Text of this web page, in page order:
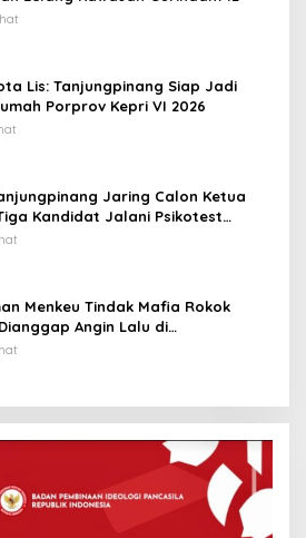
Lis: Tanjungpinang Siap Jadi
Porprov Kepri VI 2026
Jaring Calon Ketua
Kandidat Jalani Psikotest
Menkeu Tindak Mafia Rokok
Angin Lalu di